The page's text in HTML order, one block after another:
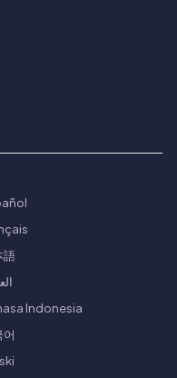
語
Indonesia
어